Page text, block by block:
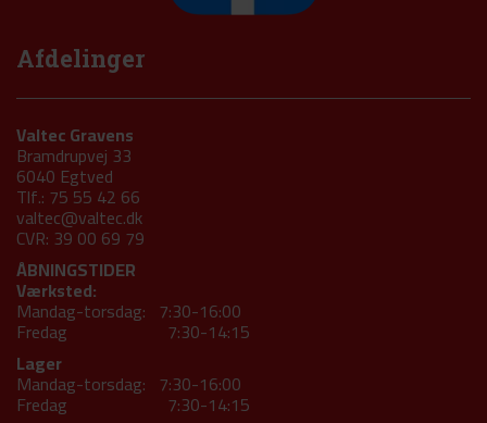
Afdelinger
Valtec Gravens
Bramdrupvej 33
6040 Egtved
Tlf.: 75 55 42 66
valtec@valtec.dk
CVR: 39 00 69 79
ÅBNINGSTIDER
Værksted:
Mandag-torsdag: 7:30-16:00
Fredag 7:30-14:15
Lager
Mandag-torsdag: 7:30-16:00
Fredag 7:30-14:15